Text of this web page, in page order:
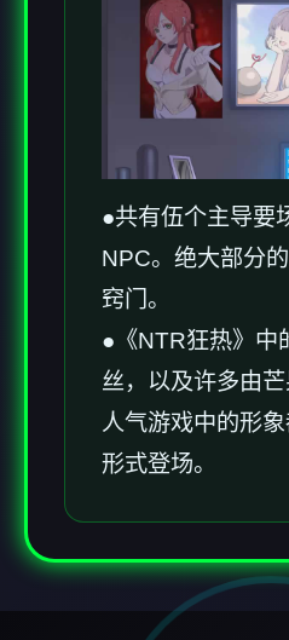
●共有伍个主导要
NPC。绝大部分
窍门。
●《NTR狂热》中
丝，以及许多由
人气游戏中的形
形式登场。